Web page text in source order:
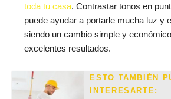
toda tu casa. Contrastar tonos en
puede ayudar a portarle mucha luz y
siendo un cambio simple y
excelentes resultados.
ESTO TAMBIÉN
INTERESARTE: